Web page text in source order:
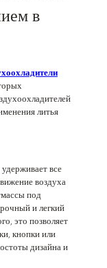
в
литья
все
воздуха
под
и легкий
это позволяет
кнопки или
дизайна и